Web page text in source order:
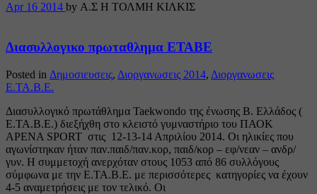
Apr 16 2014 by Α.Σ Η ΤΟΛΜΗ ΚΙΛΚΙΣ
Διασυλλογικο πρωταθλημα ΕΤΑΒΕ
Posted in Δημοσιευσεις, Διοργανωσεις 2014, Διοργανωσεις
Ε.ΤΑ.Β.Ε.
Διασυλλογικό πρωτάθλημα Taekwondo της ένωσης Β. Ελλάδος (
Ε.ΤΑ.Β.Ε.) διεξήχθη στο κλειστό γυμναστήριο του ΠΑΟΚ
ΑΡΕΝΑ SPORT στις 12-13-14 Απριλίου 2014. Οι ηλικίες που
αγωνίστηκαν ήταν παν.παιδ/παν.κορ, παιδ/κορ – εφ/νεαν – ανδρ/
γυν. Η συμμετοχή ανερχόταν στους 1053 από 86 συλλόγους
σύμφωνα με την Ε.ΤΑ.Β.Ε. με περισσότερες κατηγορίες να έχουν
4-5 αναμετρήσεις με τον τελικό. Οι